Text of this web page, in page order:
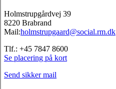
Holmstrupgårdvej 39
8220 Brabrand
Mail:holmstrupgaard@social.rm.dk
Tlf.: +45 7847 8600
Se placering på kort
Send sikker mail